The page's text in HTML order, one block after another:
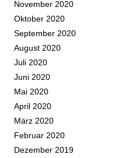
November 2020
Oktober 2020
September 2020
August 2020
Juli 2020
Juni 2020
Mai 2020
April 2020
März 2020
Februar 2020
Dezember 2019